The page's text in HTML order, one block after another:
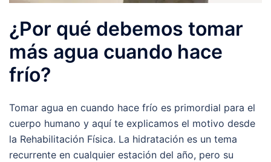
¿Por qué debemos tomar
más agua cuando hace
frío?
Tomar agua en cuando hace frío es primordial para el
cuerpo humano y aquí te explicamos el motivo desde
la Rehabilitación Física. La hidratación es un tema
recurrente en cualquier estación del año, pero su